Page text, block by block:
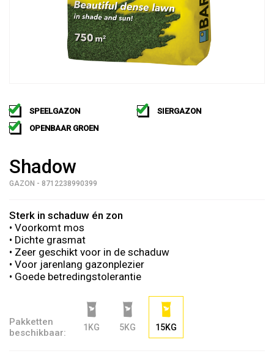
SPEELGAZON
SIERGAZON
OPENBAAR GROEN
Shadow
GAZON - 8712238990399
Sterk in schaduw én zon
• Voorkomt mos
• Dichte grasmat
• Zeer geschikt voor in de schaduw
• Voor jarenlang gazonplezier
• Goede betredingstolerantie
Pakketten
beschikbaar:
1KG 5KG 15KG